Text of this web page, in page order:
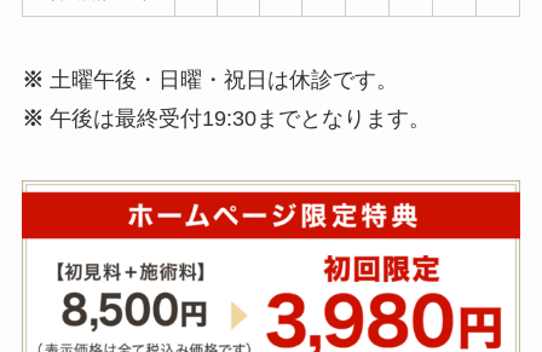
※ 土曜午後・日曜・祝日は休診です。
※ 午後は最終受付19:30までとなります。